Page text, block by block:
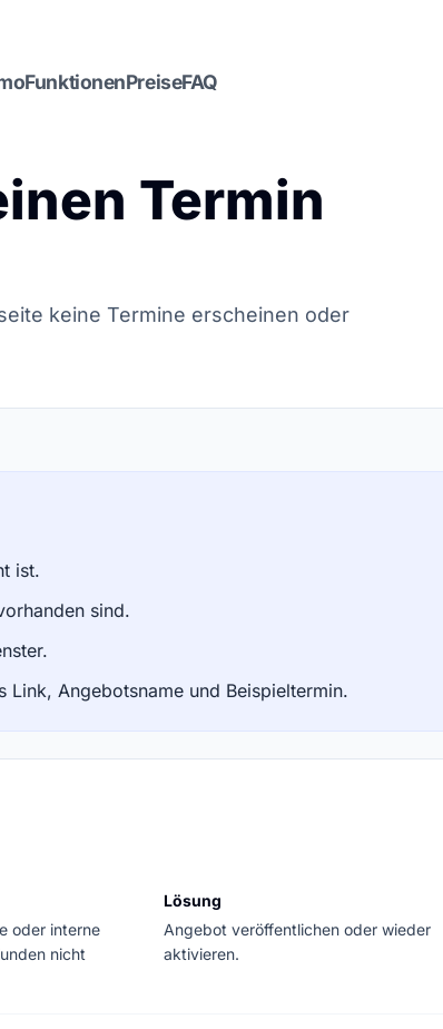
FunktionenPreiseFAQ
Termin
keine Termine erscheinen oder
ist.
sind.
Link, Angebotsname und Beispieltermin.
oder interne
nicht
Lösung
Angebot veröffentlichen oder wieder
aktivieren.